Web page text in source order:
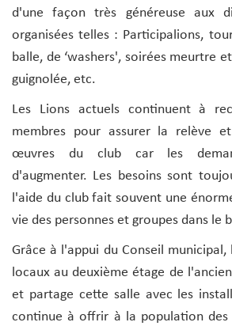
d'une façon très généreuse aux
organisées telles : Participalions,
balle, de ‘washers', soirées meurtre
guignolée, etc.
Les Lions actuels continuent à
membres pour assurer la relève
œuvres du club car les
d'augmenter. Les besoins sont
l'aide du club fait souvent une
vie des personnes et groupes dans le
Grâce à l'appui du Conseil municipal,
locaux au deuxième étage de
et partage cette salle avec les
continue à offrir à la population des